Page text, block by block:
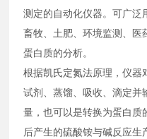
测定的自动化仪器。可广泛
畜牧、土肥、环境监测、医
蛋白质的分析。
根据凯氏定氮法原理，仪器
试剂、蒸馏、吸收、滴定并
量，也可以是转换为蛋白质
后产生的硫酸铵与碱反应生